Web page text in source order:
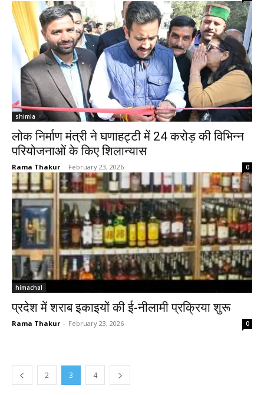
shimla
लोक निर्माण मंत्री ने घणाहट्टी में 24 करोड़ की विभिन्न
परियोजनाओं के किए शिलान्यास
Rama Thakur - February 23, 2026 0
himachal
प्रदेश में शराब इकाइयों की ई-नीलामी प्रक्रिया शुरू
Rama Thakur - February 23, 2026 0
2 3 4